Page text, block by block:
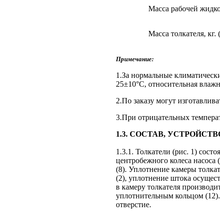
Масса рабочей
Масса толкателя, кг. (
Примечание:
1.За нормальные
25±10°С, относительная
2.По заказу могут
3.При отрицательных
1.3. СОСТАВ,
1.3.1. Толкатели (рис. 1)
центробежного колеса
(8). Уплотнение камеры
(2), уплотнение штока
в камеру толкателя
уплотнительным кольцом
отверстие.